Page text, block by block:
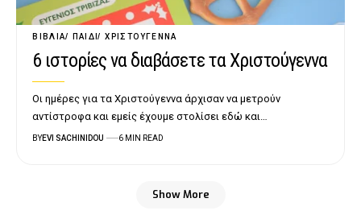
ΒΙΒΛΊΑ ΠΑΙΔΊ ΧΡΙΣΤΟΎΓΕΝΝΑ
6 ιστορίες να διαβάσετε τα Χριστούγεννα
Οι ημέρες για τα Χριστούγεννα άρχισαν να μετρούν
αντίστροφα και εμείς έχουμε στολίσει εδώ και…
BYEVI SACHINIDOU 6 MIN READ
Show More